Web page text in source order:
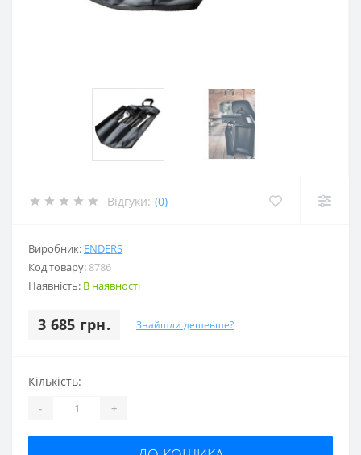
Відгуки: (0)
Виробник: ENDERS
Код товару: 8786
Наявність: В наявності
3 685 грн. Знайшли дешевше?
Кількість:
- +